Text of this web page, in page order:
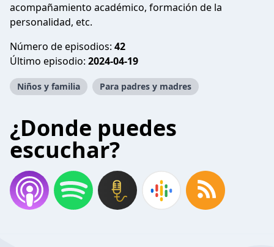
acompañamiento académico, formación de la
personalidad, etc.
Número de episodios: 42
Último episodio: 2024-04-19
Niños y familia Para padres y madres
¿Donde puedes
escuchar?